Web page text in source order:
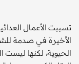
تسببت الأعمال
الأخيرة في صدمة
الحيوية، لكنها